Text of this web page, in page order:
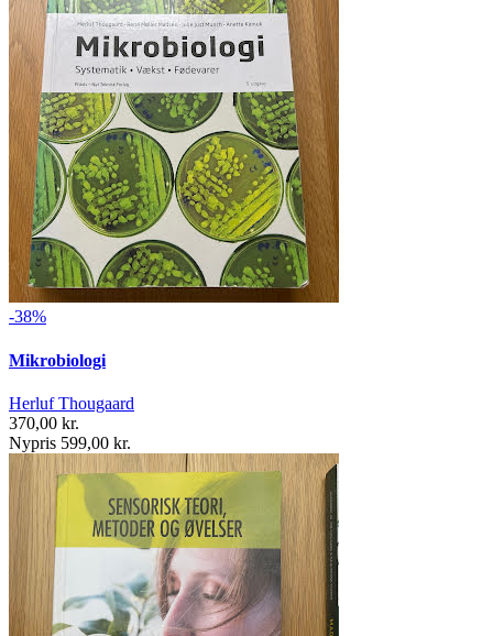
-38%
Mikrobiologi
Herluf Thougaard
370,00 kr.
Nypris 599,00 kr.